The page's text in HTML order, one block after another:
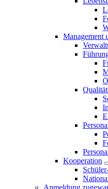
Management
Kooperation
Anmeldung